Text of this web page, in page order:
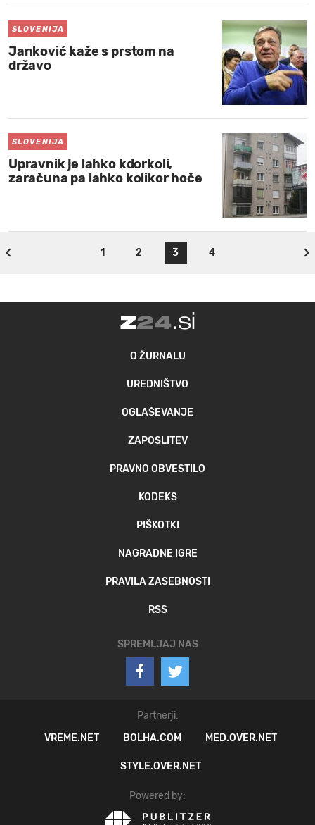
SLOVENIJA
Janković kaže s prstom na
državo
SLOVENIJA
Upravnik je lahko kdorkoli,
zaračuna pa lahko kolikor hoče
1 2 3 4
O ŽURNALU
UREDNIŠTVO
OGLAŠEVANJE
ZAPOSLITEV
PRAVNO OBVESTILO
KODEKS
PIŠKOTKI
NAGRADNE IGRE
PRAVILA ZASEBNOSTI
RSS
SPREMLJAJ NAS
Partnerji:
VREME.NET
BOLHA.COM MED.OVER.NET
STYLE.OVER.NET
Powered by: